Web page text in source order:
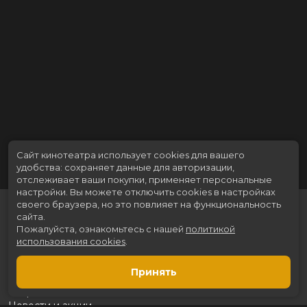
Скоро в кино
Сайт кинотеатра использует cookies для вашего
удобства: сохраняет данные для авторизации,
отслеживает ваши покупки, применяет персональные
настройки. Вы можете отключить cookies в настройках
своего браузера, но это повлияет на функциональность
сайта.
Пожалуйста, ознакомьтесь с нашей политикой
использования cookies
Принять